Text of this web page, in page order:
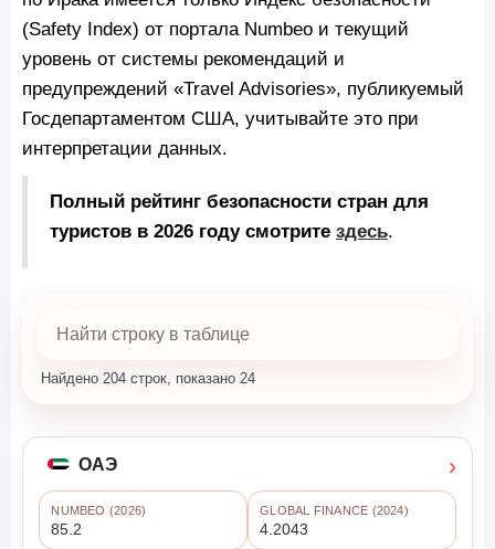
(Safety Index) от портала Numbeo и текущий
уровень от системы рекомендаций и
предупреждений «Travel Advisories», публикуемый
Госдепартаментом США, учитывайте это при
интерпретации данных.
Полный рейтинг безопасности стран для
туристов в 2026 году смотрите здесь.
Найдено 204 строк, показано 24
ОАЭ ›
NUMBEO (2026)
85.2
GLOBAL FINANCE (2024)
4.2043